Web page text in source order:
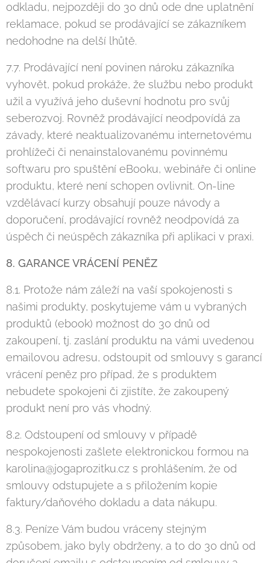
odkladu, nejpozději do 30 dnů ode dne uplatnění
reklamace, pokud se prodávající se zákazníkem
nedohodne na delší lhůtě.
7.7. Prodávající není povinen nároku zákazníka
vyhovět, pokud prokáže, že službu nebo produkt
užil a využívá jeho duševní hodnotu pro svůj
seberozvoj. Rovněž prodávající neodpovídá za
závady, které neaktualizovanému internetovému
prohlížeči či nenainstalovanému povinnému
softwaru pro spuštění eBooku, webináře či online
produktu, které není schopen ovlivnit. On-line
vzdělávací kurzy obsahují pouze návody a
doporučení, prodávající rovněž neodpovídá za
úspěch či neúspěch zákazníka při aplikaci v praxi.
8. GARANCE VRÁCENÍ PENĚZ
8.1. Protože nám záleží na vaší spokojenosti s
našimi produkty, poskytujeme vám u vybraných
produktů (ebook) možnost do 30 dnů od
zakoupení, tj. zaslání produktu na vámi uvedenou
emailovou adresu, odstoupit od smlouvy s garancí
vrácení peněz pro případ, že s produktem
nebudete spokojeni či zjistíte, že zakoupený
produkt není pro vás vhodný.
8.2. Odstoupení od smlouvy v případě
nespokojenosti zašlete elektronickou formou na
karolina@jogaprozitku.cz s prohlášením, že od
smlouvy odstupujete a s přiložením kopie
faktury/daňového dokladu a data nákupu.
8.3. Peníze Vám budou vráceny stejným
způsobem, jako byly obdrženy, a to do 30 dnů od